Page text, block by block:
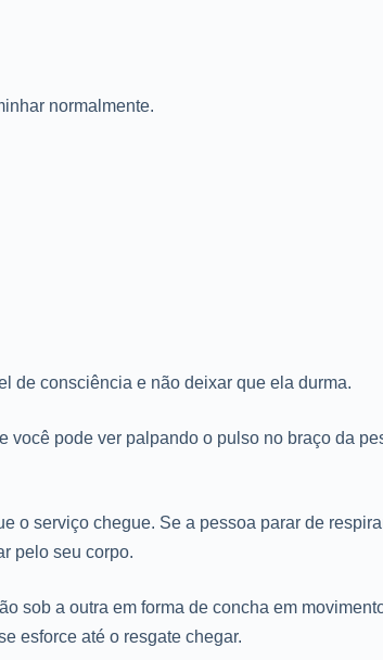
normalmente.
de consciência e não deixar que ela durma.
pode ver palpando o pulso no braço da
serviço chegue. Se a pessoa parar de
pelo seu corpo.
sob a outra em forma de concha em
esforce até o resgate chegar.